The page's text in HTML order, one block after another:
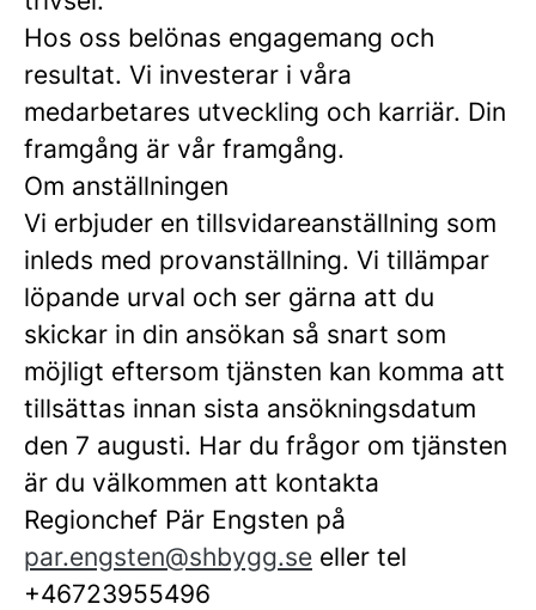
Hos oss belönas engagemang och
resultat. Vi investerar i våra
medarbetares utveckling och karriär. Din
framgång är vår framgång.
Om anställningen
Vi erbjuder en tillsvidareanställning som
inleds med provanställning. Vi tillämpar
löpande urval och ser gärna att du
skickar in din ansökan så snart som
möjligt eftersom tjänsten kan komma att
tillsättas innan sista ansökningsdatum
den 7 augusti. Har du frågor om tjänsten
är du välkommen att kontakta
Regionchef Pär Engsten på
par.engsten@shbygg.se eller tel
+46723955496